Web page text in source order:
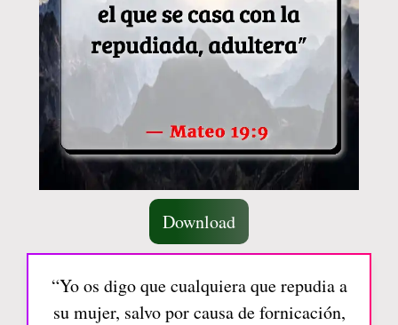
Download
“Yo os digo que cualquiera que repudia a
su mujer, salvo por causa de fornicación,